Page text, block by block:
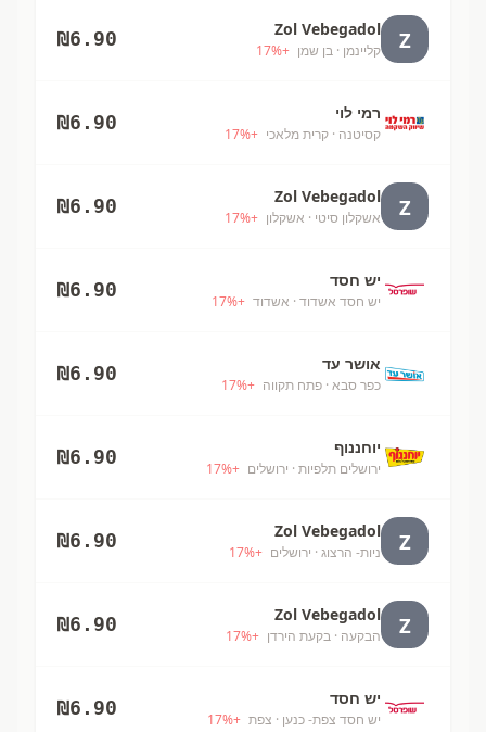
Z
Zol Vebegadol
קליינמן · בן שמן +
17%
₪6.90
רמי לוי
קסיטנה · קרית מלאכי +
17%
₪6.90
Z
Zol Vebegadol
אשקלון סיטי · אשקלון +
17%
₪6.90
יש חסד
יש חסד אשדוד · אשדוד +
17%
₪6.90
אושר עד
כפר סבא · פתח תקווה +
17%
₪6.90
יוחננוף
ירושלים תלפיות · ירושלים +
17%
₪6.90
Z
Zol Vebegadol
ניות- הרצוג · ירושלים +
17%
₪6.90
Z
Zol Vebegadol
הבקעה · בקעת הירדן +
17%
₪6.90
יש חסד
יש חסד צפת- כנען · צפת +
17%
₪6.90